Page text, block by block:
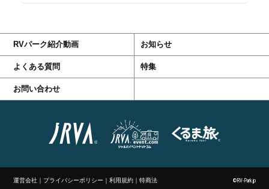
RVパーク紹介動画 お知らせ
よくある質問 特集
お問い合わせ
運営会社 ｜ プライバシーポリシー ｜利用規約 ｜特商法 ©RV-Park.jp